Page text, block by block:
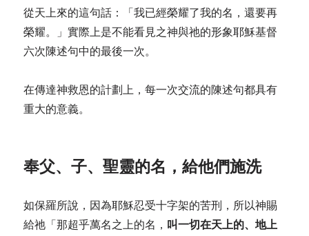
從天上來的這句話：「我已經榮耀了我的名，還要再
榮耀。」實際上是不能看見之神與祂的形象耶穌基督
六次陳述句中的最後一次。
在傳達神救恩的計劃上，每一次交流的陳述句都具有
重大的意義。
奉父、子、聖靈的名，給他們施洗
如保羅所說，因為耶穌忍受十字架的苦刑，所以神賜
給祂「那超乎萬名之上的名， 叫一切在天上的、地上